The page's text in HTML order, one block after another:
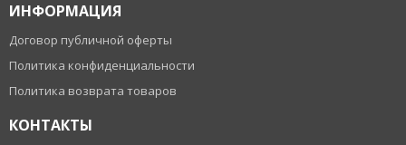
ИНФОРМАЦИЯ
Договор публичной оферты
Политика конфиденциальности
Политика возврата товаров
КОНТАКТЫ